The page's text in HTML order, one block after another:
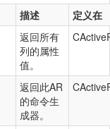
描述
定义在
返回所有
列的属性
值。
返回此AR
的命令生
成器。